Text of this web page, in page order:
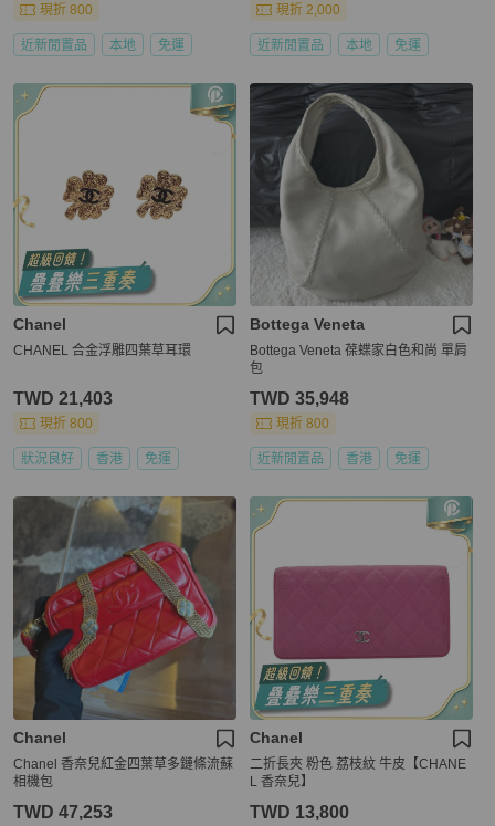
現折 800
近新閒置品 本地 免運
現折 2,000
近新閒置品 本地 免運
Chanel
CHANEL 合金浮雕四葉草耳環
TWD 21,403
現折 800
狀況良好 香港 免運
Bottega Veneta
Bottega Veneta 葆蝶家白色和尚 單肩
包
TWD 35,948
現折 800
近新閒置品 香港 免運
Chanel
Chanel 香奈兒紅金四葉草多鏈條流蘇
相機包
TWD 47,253
Chanel
二折長夾 粉色 荔枝紋 牛皮【CHANE
L 香奈兒】
TWD 13,800